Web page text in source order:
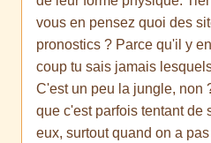
vous en pensez quoi des
pronostics ? Parce qu'il y
coup tu sais jamais
C'est un peu la jungle, non
que c'est parfois tentant de
eux, surtout quand on a